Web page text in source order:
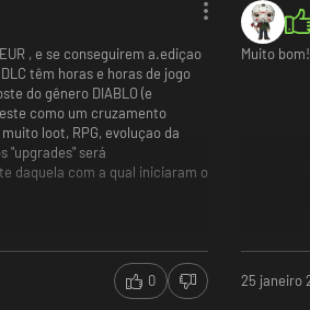
enquanto exploras o vasto e próspero mundo
saque, desde os distritos mais pobres aos
, e se conseguirem a.ediçao
têm horas e horas de jogo
do gênero DIABLO (e
como um cruzamento
loot, RPG, evoluçao da
"upgrades" será
daquela com a qual iniciaram o
0
Muito bom!
25 janeiro